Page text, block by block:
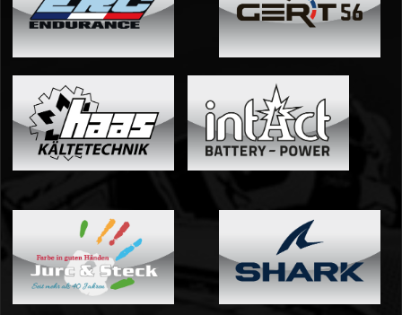
03 - Brünn
05 - Suzuka
06 - Most
Sponsoren